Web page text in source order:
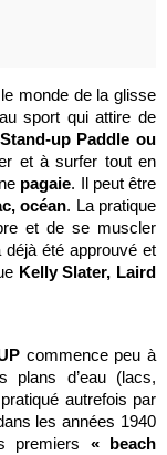
monde de la glisse
sport qui attire de
Stand-up Paddle ou
et à surfer tout en
pagaie. Il peut être
océan. La pratique
et de se muscler
été approuvé et
Kelly Slater, Laird
commence peu à
plans d’eau (lacs,
autrefois par
les années 1940
« beach